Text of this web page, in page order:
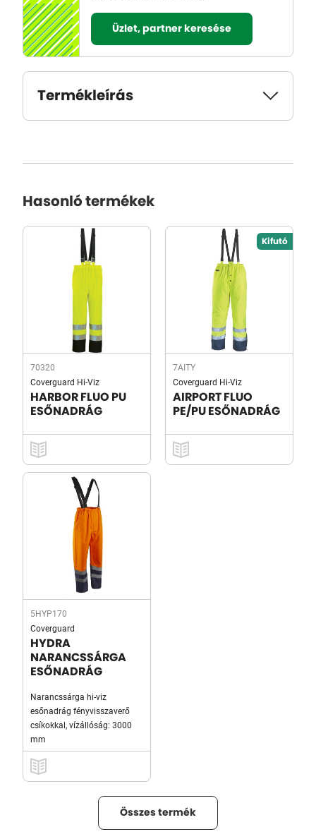
Üzlet, partner keresése
Termékleírás
Hasonló termékek
70320
Coverguard Hi-Viz
HARBOR FLUO PU
ESŐNADRÁG
Kifutó
7AITY
Coverguard Hi-Viz
AIRPORT FLUO
PE/PU ESŐNADRÁG
5HYP170
Coverguard
HYDRA
NARANCSSÁRGA
ESŐNADRÁG
Narancssárga hi-viz
esőnadrág fényvisszaverő
csíkokkal, vízállóság: 3000
mm
Összes termék